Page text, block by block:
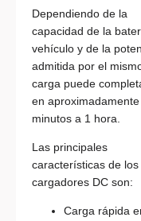
Dependiendo de la
capacidad de la
vehículo y de la
admitida por el
carga puede
en
minutos a 1 hora.
Las principales
características de los
cargadores DC son:
Carga rápida